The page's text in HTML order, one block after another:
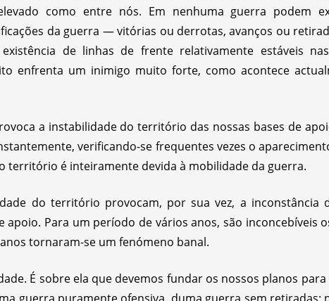
como entre nós. Em nenhuma guerra podem
da guerra — vitórias ou derrotas, avanços ou
de linhas de frente relativamente estáveis
enfrenta um inimigo muito forte, como acontece
a instabilidade do território das nossas bases de
verificando-se frequentes vezes o
território é inteiramente devida à mobilidade da guerra.
do território provocam, por sua vez, a inconstância
Para um período de vários anos, são inconcebíveis
tornaram-se um fenómeno banal.
É sobre ela que devemos fundar os nossos planos